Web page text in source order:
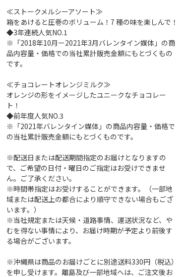
≪ストークメルシーアソート≫
箱をあけると圧巻のボリューム！7 種の味を楽しんで！
◆3年連続人気NO.1
※「2018年10月ー2021年3月バレンタイン媒体」の商
品内容量・価格での当社累計販売金額にもとづくもの
です。
≪チョコレートオレンジミルク≫
オレンジの形をイメージしたユニークなチョコレー
ト！
◆前年度人気NO.3
※「2021年バレンタイン媒体」の商品内容量・価格で
の当社累計販売金額にもとづくものです。
※配送日または配送期間指定のお届けとなりますの
で、ご希望の日付・曜日のご指定はお受けできませ
ん。ご了承ください。
※時間帯指定はお受けすることができます。（一部地
域または配送上の都合により順守できない場合もござ
います。）
※当社規定または天候・道路事情、運送状況など、や
むを得ない事情により、お届け時期が予定より前後す
る場合がございます。
※沖縄県は商品のお届けごとに別途送料330円（税込）
を申し受けます。離島及び一部地域へは、ご注文後お